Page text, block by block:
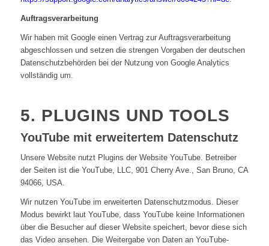
Auftragsverarbeitung
Wir haben mit Google einen Vertrag zur Auftragsverarbeitung
abgeschlossen und setzen die strengen Vorgaben der deutschen
Datenschutzbehörden bei der Nutzung von Google Analytics
vollständig um.
5. PLUGINS UND TOOLS
YouTube mit erweitertem Datenschutz
Unsere Website nutzt Plugins der Website YouTube. Betreiber
der Seiten ist die YouTube, LLC, 901 Cherry Ave., San Bruno, CA
94066, USA.
Wir nutzen YouTube im erweiterten Datenschutzmodus. Dieser
Modus bewirkt laut YouTube, dass YouTube keine Informationen
über die Besucher auf dieser Website speichert, bevor diese sich
das Video ansehen. Die Weitergabe von Daten an YouTube-